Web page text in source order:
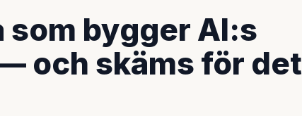
som bygger AI:s
och skäms för det